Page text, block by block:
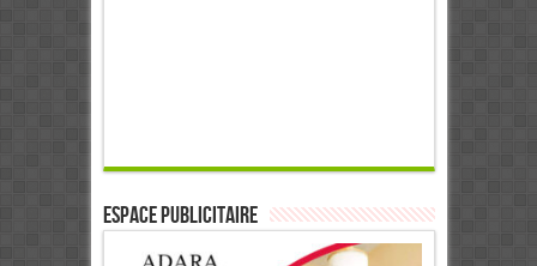
ESPACE PUBLICITAIRE